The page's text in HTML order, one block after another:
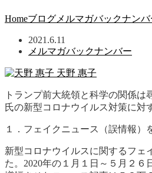
Homeブログ メルマガバックナンバ
2021.6.11
メルマガバックナンバー
天野 惠子
トランプ前大統領と科学の関係
氏の新型コロナウイルス対策に対
１．フェイクニュース（誤情報
新型コロナウイルスに関するフェ
た。2020年の１月１日～５月２